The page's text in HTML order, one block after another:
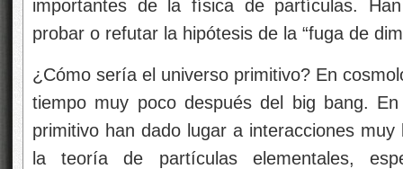
importantes de la física de partículas.
probar o refutar la hipótesis de la “fuga de
¿Cómo sería el universo primitivo? En
tiempo muy poco después del big bang.
primitivo han dado lugar a interacciones
la teoría de partículas elementales,